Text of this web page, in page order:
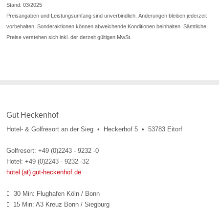
Stand: 03/2025
Preisangaben und Leistungsumfang sind unverbindlich. Änderungen bleiben jederzeit
vorbehalten. Sonderaktionen können abweichende Konditionen beinhalten. Sämtliche
Preise verstehen sich inkl. der derzeit gültigen MwSt.
Gut Heckenhof
Hotel- & Golfresort an der Sieg • Heckerhof 5 • 53783 Eitorf
Golfresort: +49 (0)2243 - 9232 -0
Hotel: +49 (0)2243 - 9232 -32
hotel (at) gut-heckenhof.de
 30 Min: Flughafen Köln / Bonn
 15 Min: A3 Kreuz Bonn / Siegburg